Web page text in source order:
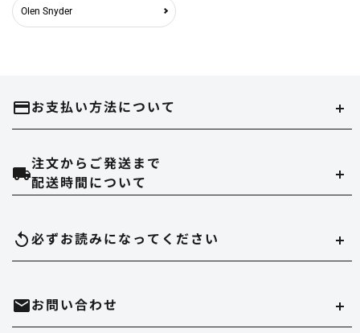
Olen Snyder
お支払い方法について
クレジットカード
当ストアでは、以下のクレジット会社をご利用いただけます。
代金引換
注文からご発送まで
配送時間について
配達時間は午前（9～12時）、14～16時、16～18時、18～20時、19～21時
のいずれかでご指定いただけます。
必ずお読みになって ください
在庫切れについて
お問い合わせ